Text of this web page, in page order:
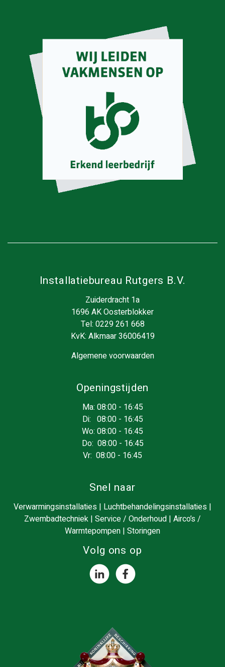
Installatiebureau Rutgers B.V.
Zuiderdracht 1a
1696 AK Oosterblokker
Tel: 0229 261 668
KvK: Alkmaar 36006419
Algemene voorwaarden
Openingstijden
Ma: 08:00 - 16:45
Di: 08:00 - 16:45
Wo: 08:00 - 16:45
Do: 08:00 - 16:45
Vr: 08:00 - 16:45
Snel naar
Verwarmingsinstallaties | Luchtbehandelingsinstallaties |
Zwembadtechniek | Service / Onderhoud | Airco’s /
Warmtepompen | Storingen
Volg ons op